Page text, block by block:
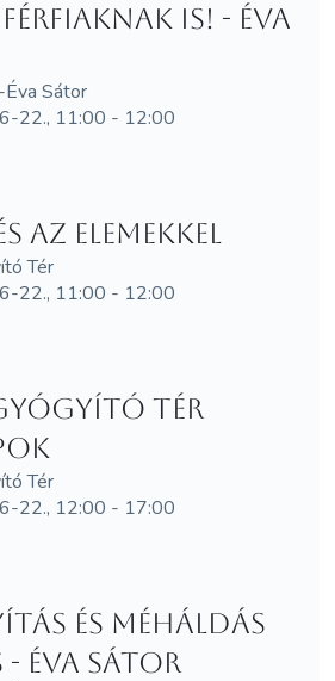
is! - Éva
Sátor
22., 11:00 - 12:00
az elemekkel
Tér
22., 11:00 - 12:00
Tér
Tér
22., 12:00 - 17:00
és MéhÁldás
Éva Sátor